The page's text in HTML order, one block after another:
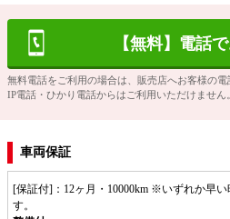
【無料】電話
無料電話をご利用の場合は、販売店へお客様の電
IP電話・ひかり電話からはご利用いただけません。
車両保証
[保証付]：12ヶ月・10000km ※いずれか早
す。